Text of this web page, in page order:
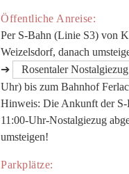
Öffentliche Anreise:
Per S-Bahn (Linie S3) von
Weizelsdorf, danach
➔
Rosentaler Nostalgiezug
Uhr) bis zum Bahnhof
Hinweis: Die Ankunft der
11:00-Uhr-Nostalgiezug
umsteigen!
Parkplätze: